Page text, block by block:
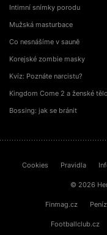
Intimní snímky porodu
Mužská masturbace
Co nesnášíme v sauně
Korejské zombie masky
Kvíz: Poznáte narcistu?
Kingdom Come 2 a ženské tělo
Bossing: jak se bránit
Cookies Pravidla
© 2026
Finmag.cz
Footballclub.cz